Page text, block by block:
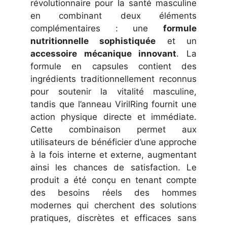
révolutionnaire pour la santé masculine
en combinant deux éléments
complémentaires : une formule
nutritionnelle sophistiquée et un
accessoire mécanique innovant. La
formule en capsules contient des
ingrédients traditionnellement reconnus
pour soutenir la vitalité masculine,
tandis que l’anneau VirilRing fournit une
action physique directe et immédiate.
Cette combinaison permet aux
utilisateurs de bénéficier d’une approche
à la fois interne et externe, augmentant
ainsi les chances de satisfaction. Le
produit a été conçu en tenant compte
des besoins réels des hommes
modernes qui cherchent des solutions
pratiques, discrètes et efficaces sans